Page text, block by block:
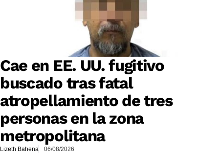
Cae en EE. UU. fugitivo
buscado tras fatal
atropellamiento de tres
personas en la zona
metropolitana
Lizeth Bahena 06/08/2026